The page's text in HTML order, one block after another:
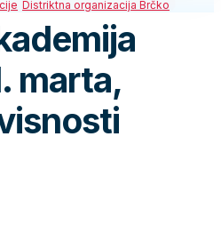
Distriktna organizacija Brčko
marta,